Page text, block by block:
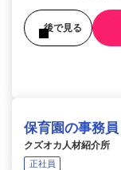
後で見る
保育園の事務員
クズオカ人材紹介所
正社員